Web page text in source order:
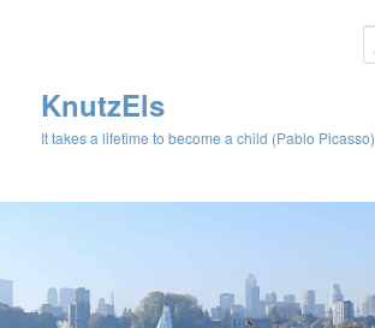
KnutzEls
It takes a lifetime to become a child (Pablo Picasso)